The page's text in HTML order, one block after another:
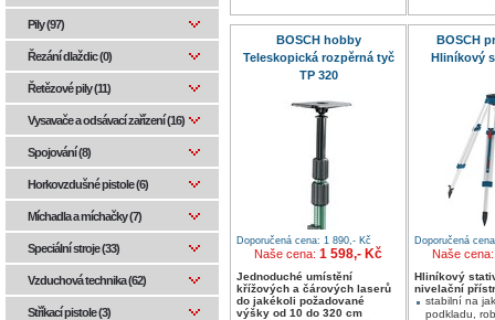
BOSCH hobby
Teleskopická rozpěrná tyč
TP 320
Doporučená cena: 1 890,- Kč
Naše cena: 1 598,- Kč
Jednoduché umístění
křížových a čárových laserů
do jakékoli požadované
výšky od 10 do 320 cm
BOSCH
Hliníkový
Doporučená
Naše
Hliníkový
nivelační
stabilní na
podkladu,
Pily (97)
Řezání dlaždic (0)
Řetězové pily (11)
Vysavače a odsávací zařízení (16)
Spojování (8)
Horkovzdušné pistole (6)
Míchadla a míchačky (7)
Speciální stroje (33)
Vzduchová technika (62)
Stříkací pistole (3)